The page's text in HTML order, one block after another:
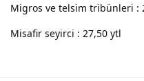
Migros ve telsim tribünleri :
Misafir seyirci : 27,50 ytl